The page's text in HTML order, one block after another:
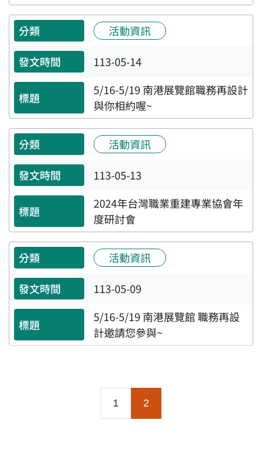
活動資訊
113-05-14
5/16-5/19 南港展覽館職務再設計
與你相約喔~
活動資訊
113-05-13
2024年台灣職業重建專業協會年
度研討會
活動資訊
113-05-09
5/16-5/19 南港展覽館 職務再設
計邀請您參與~
1 2